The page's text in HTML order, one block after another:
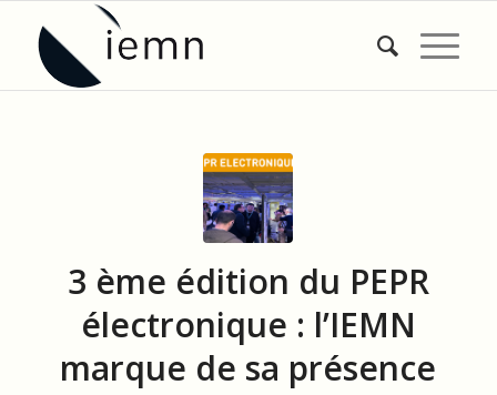
3 ème édition du PEPR
électronique : l’IEMN
marque de sa présence